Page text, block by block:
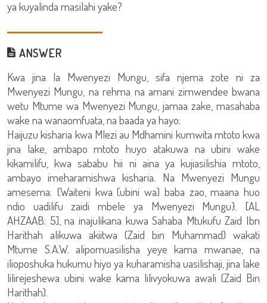
ya kuyalinda masilahi yake?
ANSWER
Kwa jina la Mwenyezi Mungu, sifa njema zote ni za
Mwenyezi Mungu, na rehma na amani zimwendee bwana
wetu Mtume wa Mwenyezi Mungu, jamaa zake, masahaba
wake na wanaomfuata, na baada ya hayo:
Haijuzu kisharia kwa Mlezi au Mdhamini kumwita mtoto kwa
jina lake, ambapo mtoto huyo atakuwa na ubini wake
kikamilifu, kwa sababu hii ni aina ya kujiasilishia mtoto,
ambayo imeharamishwa kisharia. Na Mwenyezi Mungu
amesema: {Waiteni kwa (ubini wa) baba zao, maana huo
ndio uadilifu zaidi mbele ya Mwenyezi Mungu}. [AL
AHZAAB: 5], na inajulikana kuwa Sahaba Mtukufu Zaid Ibn
Harithah alikuwa akiitwa (Zaid bin Muhammad) wakati
Mtume S.A.W. alipomuasilisha yeye kama mwanae, na
ilioposhuka hukumu hiyo ya kuharamisha uasilishaji, jina lake
lilirejeshewa ubini wake kama lilivyokuwa awali (Zaid Bin
Harithah).